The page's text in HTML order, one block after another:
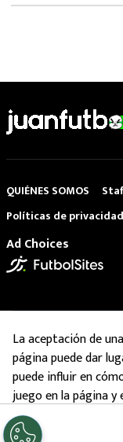
QUIÉNES SOMOS
Políticas de privacidad
Ad Choices
La aceptación de
página puede dar
puede influir en
juego en la página y
influye en nuestras